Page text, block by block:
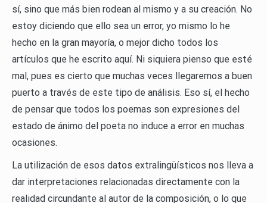
sí, sino que más bien rodean al mismo y a su creación. No
estoy diciendo que ello sea un error, yo mismo lo he
hecho en la gran mayoría, o mejor dicho todos los
artículos que he escrito aquí. Ni siquiera pienso que esté
mal, pues es cierto que muchas veces llegaremos a buen
puerto a través de este tipo de análisis. Eso sí, el hecho
de pensar que todos los poemas son expresiones del
estado de ánimo del poeta no induce a error en muchas
ocasiones.
La utilización de esos datos extralingüísticos nos lleva a
dar interpretaciones relacionadas directamente con la
realidad circundante al autor de la composición, o lo que